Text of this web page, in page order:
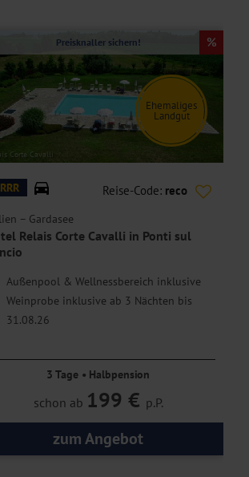
Corte Cavalli
Ehemaliges
Landgut
Preisknaller sichern!
Reise-Code: reco
– Gardasee
Relais Corte Cavalli in Ponti sul
Außenpool & Wellnessbereich inklusive
Weinprobe inklusive ab 3 Nächten bis
31.08.26
3 Tage • Halbpension
schon ab 199 € p.P.
zum Angebot